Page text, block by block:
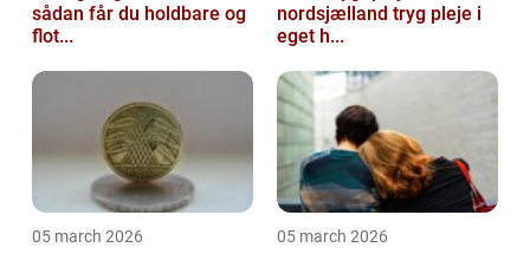
sådan får du holdbare og
flot...
nordsjælland tryg pleje i
eget h...
05 march 2026 05 march 2026